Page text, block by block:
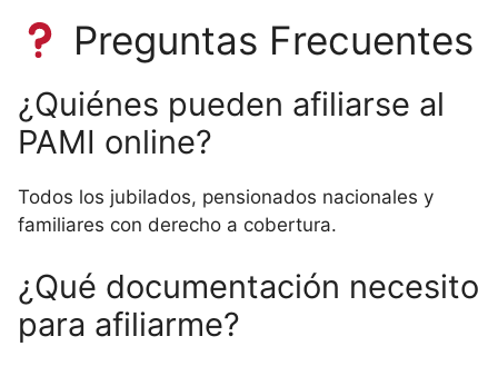
Preguntas Frecuentes
¿Quiénes pueden afiliarse al
PAMI online?
Todos los jubilados, pensionados nacionales y
familiares con derecho a cobertura.
¿Qué documentación necesito
para afiliarme?